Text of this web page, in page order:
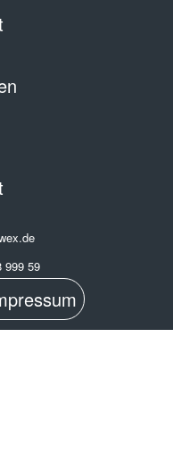
999 59